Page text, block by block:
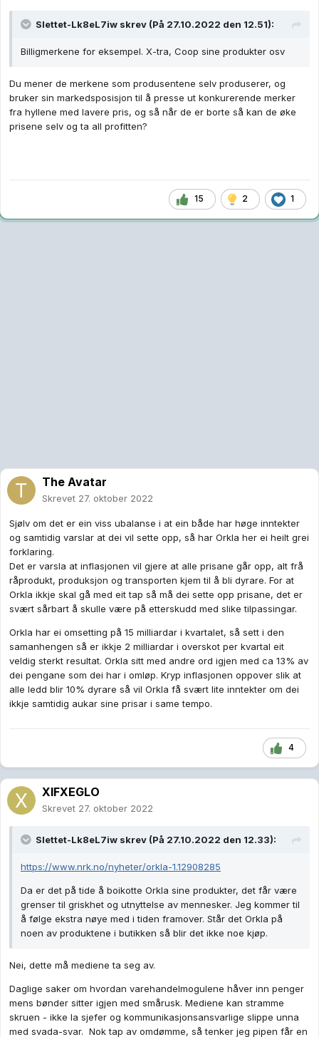
Slettet-Lk8eL7iw skrev (På 27.10.2022 den 12.51):
Billigmerkene for eksempel. X-tra, Coop sine produkter osv
Du mener de merkene som produsentene selv produserer, og
bruker sin markedsposisjon til å presse ut konkurerende merker
fra hyllene med lavere pris, og så når de er borte så kan de øke
prisene selv og ta all profitten?
15 2 1
The Avatar
Skrevet 27. oktober 2022
Sjølv om det er ein viss ubalanse i at ein både har høge inntekter
og samtidig varslar at dei vil sette opp, så har Orkla her ei heilt grei
forklaring.
Det er varsla at inflasjonen vil gjere at alle prisane går opp, alt frå
råprodukt, produksjon og transporten kjem til å bli dyrare. For at
Orkla ikkje skal gå med eit tap så må dei sette opp prisane, det er
svært sårbart å skulle være på etterskudd med slike tilpassingar.
Orkla har ei omsetting på 15 milliardar i kvartalet, så sett i den
samanhengen så er ikkje 2 milliardar i overskot per kvartal eit
veldig sterkt resultat. Orkla sitt med andre ord igjen med ca 13% av
dei pengane som dei har i omløp. Kryp inflasjonen oppover slik at
alle ledd blir 10% dyrare så vil Orkla få svært lite inntekter om dei
ikkje samtidig aukar sine prisar i same tempo.
4
XIFXEGLO
Skrevet 27. oktober 2022
Slettet-Lk8eL7iw skrev (På 27.10.2022 den 12.33):
https://www.nrk.no/nyheter/orkla-1.12908285
Da er det på tide å boikotte Orkla sine produkter, det får være
grenser til griskhet og utnyttelse av mennesker. Jeg kommer til
å følge ekstra nøye med i tiden framover. Står det Orkla på
noen av produktene i butikken så blir det ikke noe kjøp.
Nei, dette må mediene ta seg av.
Daglige saker om hvordan varehandelmogulene håver inn penger
mens bønder sitter igjen med smårusk. Mediene kan stramme
skruen - ikke la sjefer og kommunikasjonsansvarlige slippe unna
med svada-svar. Nok tap av omdømme, så tenker jeg pipen får en